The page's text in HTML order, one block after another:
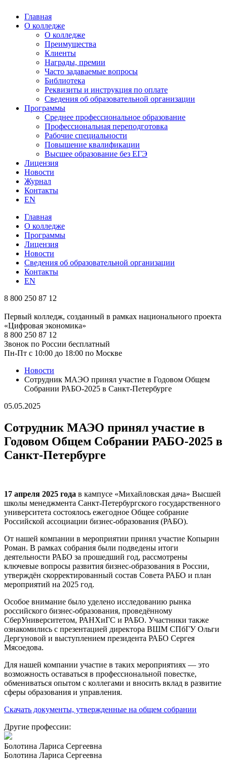
Главная
О колледже
О колледже
Преимущества
Клиенты
Награды, премии
Часто задаваемые вопросы
Библиотека
Реквизиты и инструкция по оплате
Сведения об образовательной организации
Программы
Среднее профессиональное образование
Профессиональная переподготовка
Рабочие специальности
Повышение квалификации
Высшее образование без ЕГЭ
Лицензия
Новости
Журнал
Контакты
EN
Главная
О колледже
Программы
Лицензия
Новости
Сведения об образовательной организации
Контакты
EN
8 800 250 87 12
Первый колледж, созданный в рамках национального проекта
«Цифровая экономика»
8 800 250 87 12
Звонок по России бесплатный
Пн-Пт с 10:00 до 18:00 по Москве
Новости
Сотрудник МАЭО принял участие в Годовом Общем
Собрании РАБО-2025 в Санкт-Петербурге
05.05.2025
Сотрудник МАЭО принял участие в
Годовом Общем Собрании РАБО-2025 в
Санкт-Петербурге
17 апреля 2025 года в кампусе «Михайловская дача» Высшей
школы менеджмента Санкт-Петербургского государственного
университета состоялось ежегодное Общее собрание
Российской ассоциации бизнес-образования (РАБО).
От нашей компании в мероприятии принял участие Копырин
Роман. В рамках собрания были подведены итоги
деятельности РАБО за прошедший год, рассмотрены
ключевые вопросы развития бизнес-образования в России,
утверждён скорректированный состав Совета РАБО и план
мероприятий на 2025 год.
Особое внимание было уделено исследованию рынка
российского бизнес-образования, проведённому
СберУниверситетом, РАНХиГС и РАБО. Участники также
ознакомились с презентацией директора ВШМ СПбГУ Ольги
Дергуновой и выступлением президента РАБО Сергея
Мясоедова.
Для нашей компании участие в таких мероприятиях — это
возможность оставаться в профессиональной повестке,
обмениваться опытом с коллегами и вносить вклад в развитие
сферы образования и управления.
Скачать документы, утвержденные на общем собрании
Другие профессии:
Болотина Лариса Сергеевна
Болотина Лариса Сергеевна